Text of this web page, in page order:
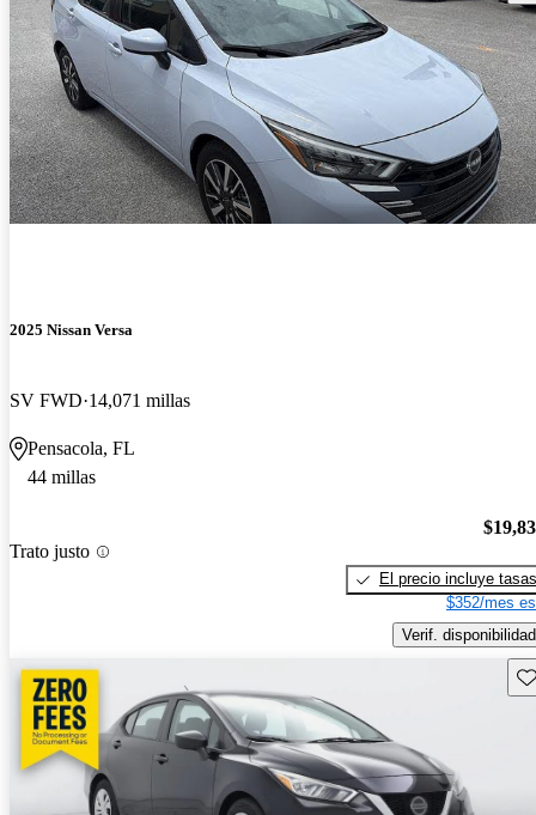
2025 Nissan Versa
SV FWD 14,071 millas
Pensacola, FL
44 millas
Trato justo
El precio incluye tasas
$352/mes
Verif. disponibilidad